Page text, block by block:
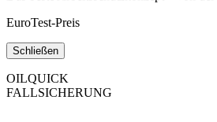
EuroTest-Preis
Schließen
OILQUICK
FALLSICHERUNG